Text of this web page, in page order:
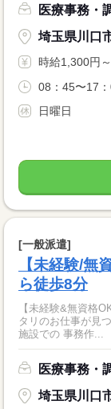
医療事務・
埼玉県川口
時給1,300円～
08：45〜17
日曜日
[一般派遣]
【未経験/無
ら徒歩8分
【未経験&無資格
タリのお仕事が見つかる★ ◇お仕事内容◇ 病院
施設での 事務作...
医療事務・
埼玉県川口